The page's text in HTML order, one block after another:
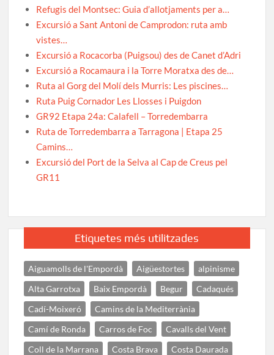
Refugis del Montsec: Guia d’allotjaments per a…
Excursió a Sant Antoni de Camprodon: ruta amb
vistes…
Excursió a Rocacorba (Puigsou) des de Canet d’Adri
Excursió a Rocamaura i la Torre Moratxa des de…
Ruta al Gorg del Molí dels Murris: Les piscines…
Ruta Puig Cornador Les Llosses i Puigdon
GR92 Etapa 24a: Calafell – Torredembarra
Ruta de Torredembarra a Tarragona | Etapa 25
Camins…
Excursió del Port de la Selva al Cap de Creus pel
GR11
Etiquetes més utilitzades
Aiguamolls de l'Empordà Aigüestortes
alpinisme
Alta Garrotxa
Baix Empordà Begur
Cadaqués
Cadí-Moixeró
Camins de la Mediterrània
Camí de Ronda
Carros de Foc
Cavalls del Vent
Coll de la Marrana
Costa Brava
Costa Daurada